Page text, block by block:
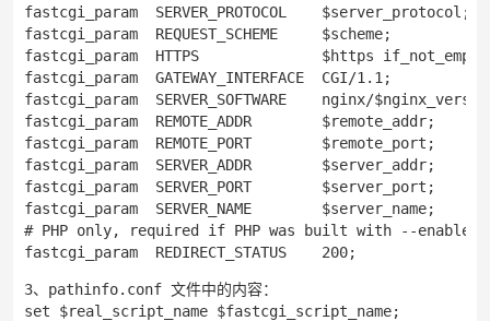
fastcgi_param  SERVER_PROTOCOL    $server_protocol;
fastcgi_param  REQUEST_SCHEME     $scheme;
fastcgi_param  HTTPS              $https
fastcgi_param  GATEWAY_INTERFACE  CGI/1.1;
fastcgi_param  SERVER_SOFTWARE    nginx/
fastcgi_param  REMOTE_ADDR        $remote_addr;
fastcgi_param  REMOTE_PORT        $remote_port;
fastcgi_param  SERVER_ADDR        $server_addr;
fastcgi_param  SERVER_PORT        $server_port;
fastcgi_param  SERVER_NAME        $server_name;
# PHP only, required if PHP was built with --
3、pathinfo.conf 文件中的内容：
set $real_script_name $fastcgi_script_name;